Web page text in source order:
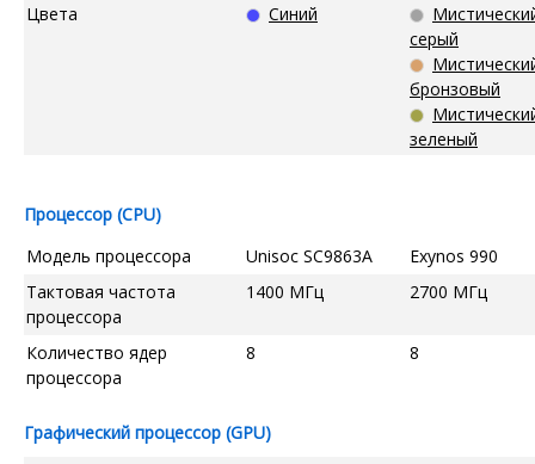
Цвета Синий
серый
бронзовый
зеленый
Процессор (CPU)
Модель процессора
Unisoc SC9863A
Exynos 990
Тактовая частота
процессора
1400 МГц 2700 МГц
Количество ядер
процессора
8 8
Графический процессор (GPU)